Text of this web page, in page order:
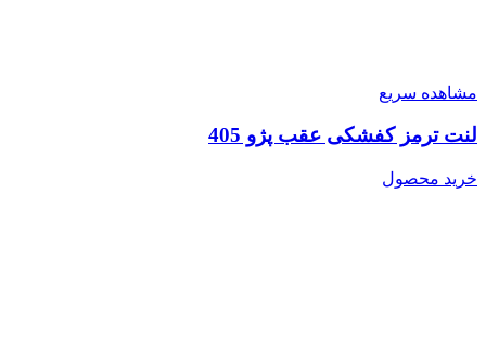
مشاهده سریع
لنت ترمز کفشکی عقب پژو 405
خرید محصول